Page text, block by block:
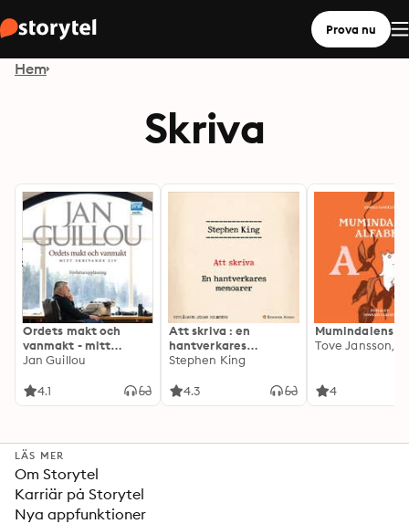
Prova nu
Hem
Skriva
Ordets makt och
vanmakt - mitt
skrivande liv
Jan Guillou
4.1
Att skriva : en
hantverkares
memoarer
Stephen King
4.3
Mumindalens
4
LÄS MER
Om Storytel
Karriär på Storytel
Nya appfunktioner